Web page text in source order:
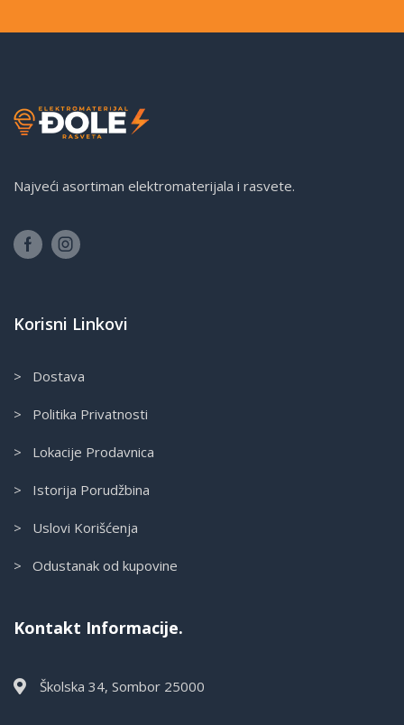
Najveći asortiman elektromaterijala i rasvete.
Korisni Linkovi
> Dostava
> Politika Privatnosti
> Lokacije Prodavnica
> Istorija Porudžbina
> Uslovi Korišćenja
> Odustanak od kupovine
Kontakt Informacije.
Školska 34, Sombor 25000